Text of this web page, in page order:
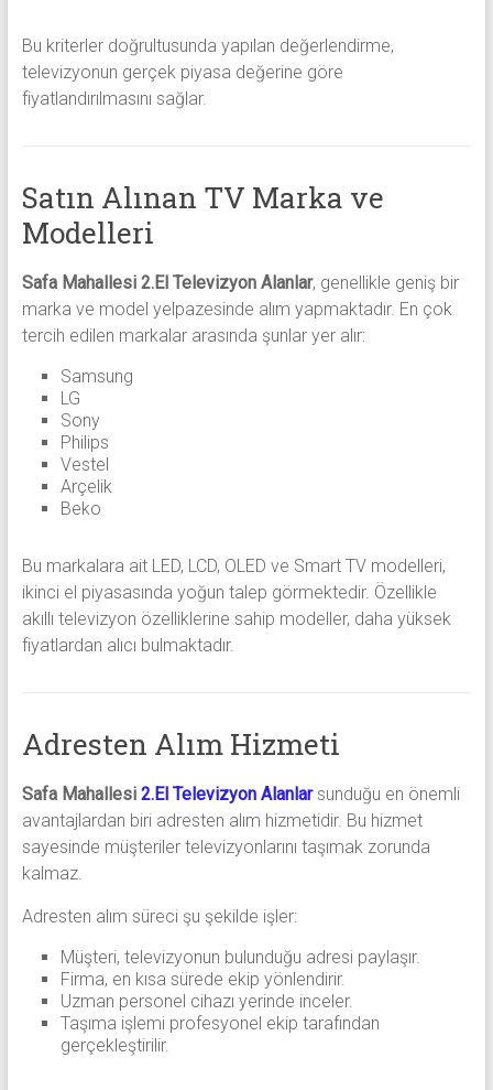
Bu kriterler doğrultusunda yapılan değerlendirme,
televizyonun gerçek piyasa değerine göre
fiyatlandırılmasını sağlar.
Satın Alınan TV Marka ve
Modelleri
Safa Mahallesi 2.El Televizyon Alanlar, genellikle geniş bir
marka ve model yelpazesinde alım yapmaktadır. En çok
tercih edilen markalar arasında şunlar yer alır:
Samsung
LG
Sony
Philips
Vestel
Arçelik
Beko
Bu markalara ait LED, LCD, OLED ve Smart TV modelleri,
ikinci el piyasasında yoğun talep görmektedir. Özellikle
akıllı televizyon özelliklerine sahip modeller, daha yüksek
fiyatlardan alıcı bulmaktadır.
Adresten Alım Hizmeti
Safa Mahallesi 2.El Televizyon Alanlarsunduğu en önemli
avantajlardan biri adresten alım hizmetidir. Bu hizmet
sayesinde müşteriler televizyonlarını taşımak zorunda
kalmaz.
Adresten alım süreci şu şekilde işler:
Müşteri, televizyonun bulunduğu adresi paylaşır.
Firma, en kısa sürede ekip yönlendirir.
Uzman personel cihazı yerinde inceler.
Taşıma işlemi profesyonel ekip tarafından
gerçekleştirilir.